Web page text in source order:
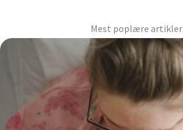
Mest poplære artikler